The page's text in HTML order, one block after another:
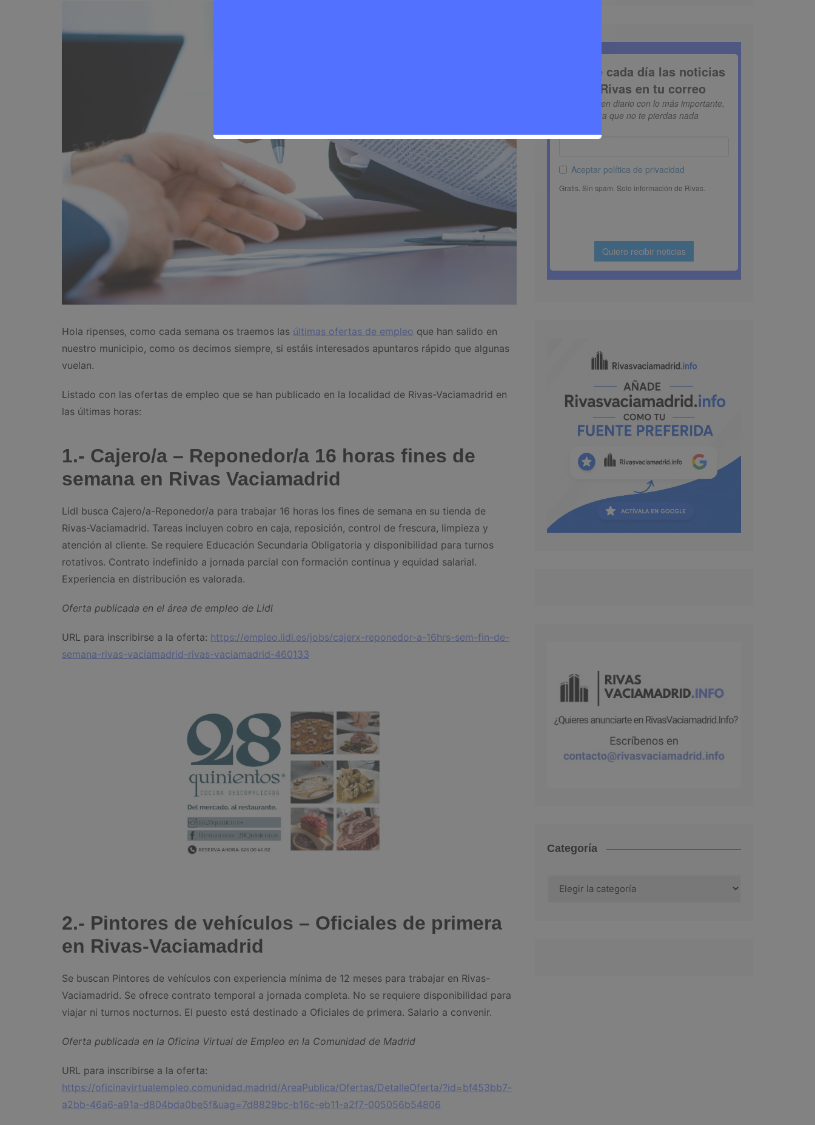
Hola ripenses, como cada semana os traemos las últimas ofertas de empleo que han salido en
nuestro municipio, como os decimos siempre, si estáis interesados apuntaros rápido que algunas
vuelan.
Listado con las ofertas de empleo que se han publicado en la localidad de Rivas-Vaciamadrid en
las últimas horas:
1.- Cajero/a – Reponedor/a 16 horas fines de
semana en Rivas Vaciamadrid
Lidl busca Cajero/a-Reponedor/a para trabajar 16 horas los fines de semana en su tienda de
Rivas-Vaciamadrid. Tareas incluyen cobro en caja, reposición, control de frescura, limpieza y
atención al cliente. Se requiere Educación Secundaria Obligatoria y disponibilidad para turnos
rotativos. Contrato indefinido a jornada parcial con formación continua y equidad salarial.
Experiencia en distribución es valorada.
Oferta publicada en el área de empleo de Lidl
URL para inscribirse a la oferta: https://empleo.lidl.es/jobs/cajerx-reponedor-a-16hrs-sem-fin-de-
semana-rivas-vaciamadrid-rivas-vaciamadrid-460133
2.- Pintores de vehículos – Oficiales de primera
en Rivas-Vaciamadrid
Se buscan Pintores de vehículos con experiencia mínima de 12 meses para trabajar en Rivas-
Vaciamadrid. Se ofrece contrato temporal a jornada completa. No se requiere disponibilidad para
viajar ni turnos nocturnos. El puesto está destinado a Oficiales de primera. Salario a convenir.
Oferta publicada en la Oficina Virtual de Empleo en la Comunidad de Madrid
URL para inscribirse a la oferta:
https://oficinavirtualempleo.comunidad.madrid/AreaPublica/Ofertas/DetalleOferta/?id=bf453bb7-
a2bb-46a6-a91a-d804bda0be5f&uag=7d8829bc-b16c-eb11-a2f7-005056b54806
Categoría